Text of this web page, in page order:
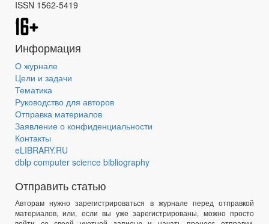
ISSN 1562-5419
Информация
О журнале
Цели и задачи
Тематика
Руководство для авторов
Отправка материалов
Заявление о конфиденциальности
Контакты
eLIBRARY.RU
dblp computer science bibliography
Отправить статью
Авторам нужно зарегистрироваться в журнале перед отправкой
материалов, или, если вы уже зарегистрированы, можно просто